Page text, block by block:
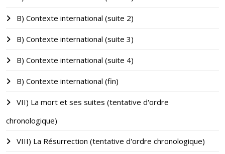
B) Contexte international (suite 2)
B) Contexte international (suite 3)
B) Contexte international (suite 4)
B) Contexte international (fin)
VII) La mort et ses suites (tentative d'ordre
chronologique)
VIII) La Résurrection (tentative d'ordre chronologique)